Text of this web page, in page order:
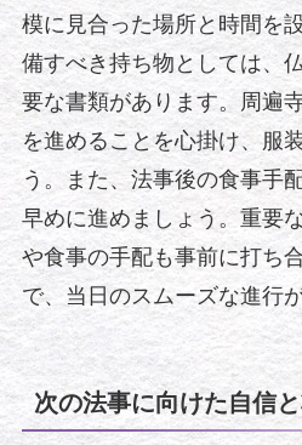
模に見合った場所と時間を
備すべき持ち物としては、
要な書類があります。周遍
を進めることを心掛け、服
う。また、法事後の食事手
早めに進めましょう。重要
や食事の手配も事前に打ち
で、当日のスムーズな進行
次の法事に向けた自信